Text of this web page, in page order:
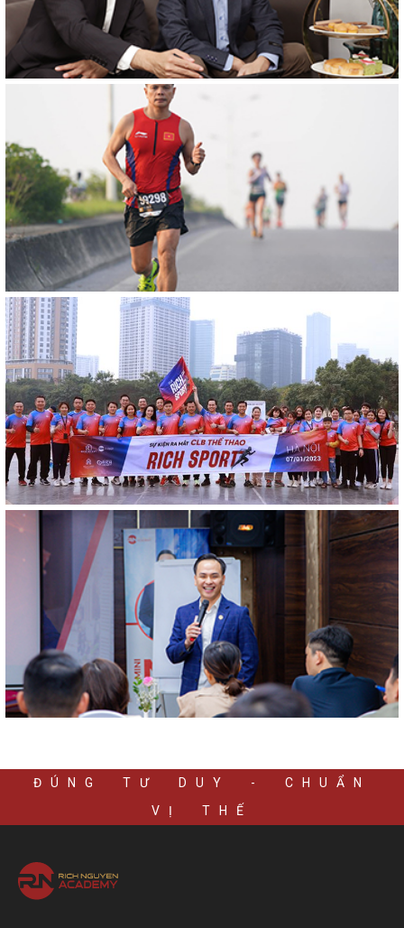
ĐÚNG TƯ DUY - CHUẨN
VỊ THẾ